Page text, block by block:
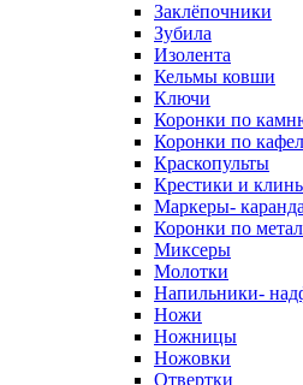
Заклёпочники
Зубила
Изолента
Кельмы ковши
Ключи
Коронки по
Коронки по
Краскопульты
Крестики и
Маркеры-
Коронки по
Миксеры
Молотки
Напильники-
Ножи
Ножницы
Ножовки
Отвертки